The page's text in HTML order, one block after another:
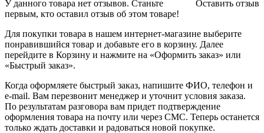
Оставить отзыв
У данного товара нет отзывов. Станьте
первым, кто оставил отзыв об этом товаре!
Для покупки товара в нашем интернет-магазине выберите
понравившийся товар и добавьте его в корзину. Далее
перейдите в Корзину и нажмите на «Оформить заказ» или
«Быстрый заказ».
Когда оформляете быстрый заказ, напишите ФИО, телефон и
e-mail. Вам перезвонит менеджер и уточнит условия заказа.
По результатам разговора вам придет подтверждение
оформления товара на почту или через СМС. Теперь останется
только ждать доставки и радоваться новой покупке.